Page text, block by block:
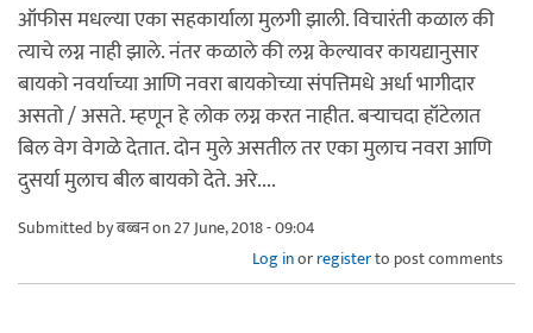
ऑफीस मधल्या एका सहकार्याला मुलगी झाली. विचारंती कळाल की
त्याचे लग्न नाही झाले. नंतर कळाले की लग्न केल्यावर कायद्यानुसार
बायको नवर्याच्या आणि नवरा बायकोच्या संपत्तिमधे अर्धा भागीदार
असतो / असते. म्हणून हे लोक लग्न करत नाहीत. बर्‍याचदा हॉटेलात
बिल वेग वेगळे देतात. दोन मुले असतील तर एका मुलाच नवरा आणि
दुसर्या मुलाच बील बायको देते. अरे....
Submitted byबब्बनon 27 June, 2018 - 09:04
Log inorregisterto post comments